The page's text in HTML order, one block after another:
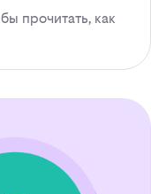
прочитать, как